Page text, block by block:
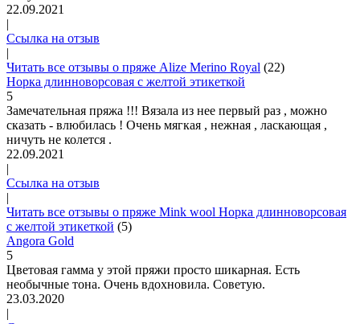
22.09.2021
|
Ссылка на отзыв
|
Читать все отзывы о пряже Alize Merino Royal (22)
Норка длинноворсовая c желтой этикеткой
5
Замечательная пряжа !!! Вязала из нее первый раз , можно
сказать - влюбилась ! Очень мягкая , нежная , ласкающая ,
ничуть не колется .
22.09.2021
|
Ссылка на отзыв
|
Читать все отзывы о пряже Mink wool Норка длинноворсовая
c желтой этикеткой (5)
Angora Gold
5
Цветовая гамма у этой пряжи просто шикарная. Есть
необычные тона. Очень вдохновила. Советую.
23.03.2020
|